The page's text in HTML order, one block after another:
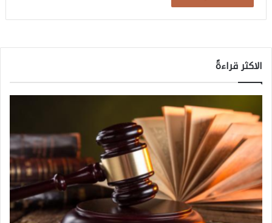
الاكثر قراءةً